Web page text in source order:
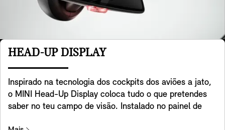
HEAD-UP DISPLAY
Inspirado na tecnologia dos cockpits dos aviões a jato,
o MINI Head-Up Display coloca tudo o que pretendes
saber no teu campo de visão. Instalado no painel de